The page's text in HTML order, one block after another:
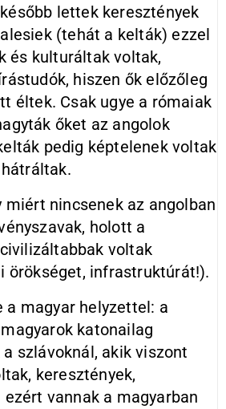
lettek keresztények
(tehát a kelták) ezzel
és kulturáltak voltak,
hiszen ők előzőleg
éltek. Csak ugye a rómaiak
őket az angolok
pedig képtelenek voltak
miért nincsenek az angolban
holott a
voltak
örökséget, infrastruktúrát!).
a magyar helyzettel: a
katonailag
szlávoknál, akik viszont
keresztények,
vannak a magyarban